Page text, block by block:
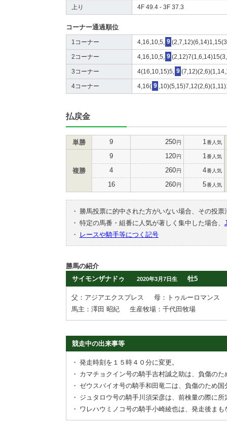
上り 4F 49.4 - 3F 37.3
コーナー通過順位
1コーナー 4,16,10,5, 9
2コーナー 4,16,10,5, 9
3コーナー 4(16,10,15)5, 9
4コーナー 4,16( 9
払戻金
単勝 9 250円 1 番人気
複勝
9 120円 1 番人気
4 260円 4番人気
16 260円 5番人気
・
勝馬投票に的中された方がいない場合、その投
・ 特定の馬番・組番に人気が著しく集中した場合、
・
レースや騎手等につく記号
勝馬の紹介
サイモンザナドゥ
2020年3月7日生 牡5
父：アジアエクスプレス
母：トゥルーロマンス
馬主：澤田 昭紀
生産牧場：千代田牧場
競走中の出来事等
・ 発走時刻を１５時４０分に変更。
・ カマチョクイン号の騎手吉村誠之助は、負傷のた
・ ゼウスバイオ号の騎手和田竜二は、負傷のため国
・ ジュタロウ号の騎手川須栄彦は、前検量の際に
・ ワレハウミノコ号の騎手小崎綾也は、発走後ま